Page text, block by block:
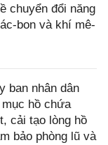
chuyển đổi năng
bon và khí mê-
ban nhân dân
hồ chứa
cải tạo lòng hồ
bảo phòng lũ và